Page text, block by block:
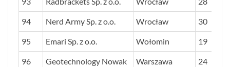
94 Nerd Army Sp. z o.o. Wrocław 30
95 Emari Sp. z o.o. Wołomin 19
96
Geotechnology Nowak
Warszawa 24